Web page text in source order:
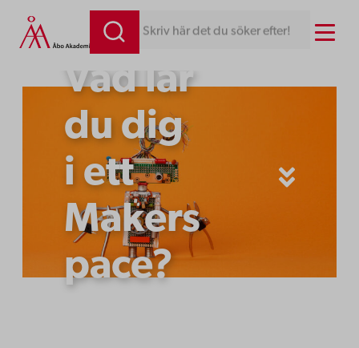
Hoppa
till
Skriv här det du söker efter! Menu
Vad lär
du dig
i ett
Makers
pace?